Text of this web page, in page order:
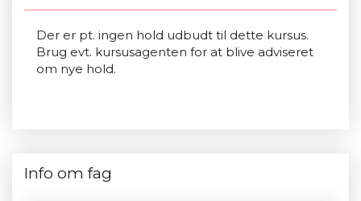
Der er pt. ingen hold udbudt til dette kursus.
Brug evt. kursusagenten for at blive adviseret
om nye hold.
Info om fag